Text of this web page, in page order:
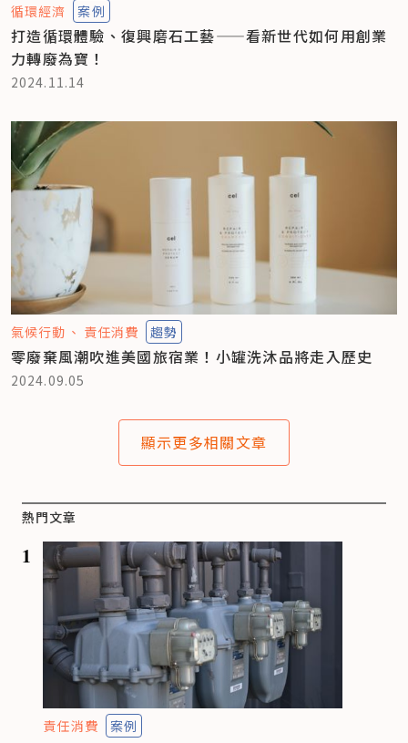
循環經濟 案例
打造循環體驗、復興磨石工藝——看新世代如何用創業
力轉廢為寶！
2024.11.14
氣候行動 責任消費 趨勢
零廢棄風潮吹進美國旅宿業！小罐洗沐品將走入歷史
2024.09.05
顯示更多相關文章
熱門文章
1
責任消費 案例